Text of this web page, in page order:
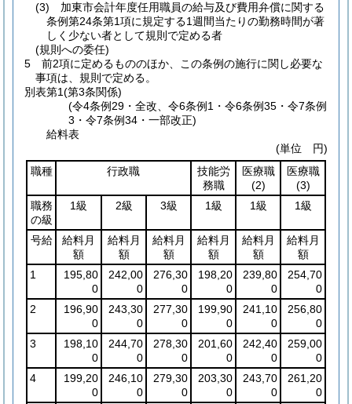
(3)
加東市会計年度任用職員の給与及び費用弁償に関する
条例第24条第1項に規定する1週間当たりの勤務時間が著
しく少ない者として規則で定める者
(規則への委任)
5
前2項に定めるもののほか、この条例の施行に関し必要な
事項は、規則で定める。
別表第1(第3条関係)
(令4条例29・全改、令6条例1・令6条例35・令7条例
3・令7条例34・一部改正)
給料表
(単位 円)
職種
行政職
技能労
務職
医療職
(2)
医療職
(3)
職務
の級
1級 2級 3級 1級 1級 1級
号給
給料月
額
給料月
額
給料月
額
給料月
額
給料月
額
給料月
額
1
195,80
0
242,00
0
276,30
0
198,20
0
239,80
0
254,70
0
2
196,90
0
243,30
0
277,30
0
199,90
0
241,10
0
256,80
0
3
198,10
0
244,70
0
278,30
0
201,60
0
242,40
0
259,00
0
4
199,20
0
246,10
0
279,30
0
203,30
0
243,70
0
261,20
0